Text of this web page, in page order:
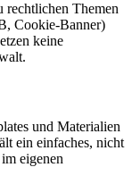
rechtlichen Themen
Cookie-Banner)
keine
und Materialien
ein einfaches, nicht
eigenen